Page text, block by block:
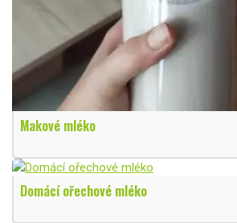
Makové mléko
Domácí ořechové mléko